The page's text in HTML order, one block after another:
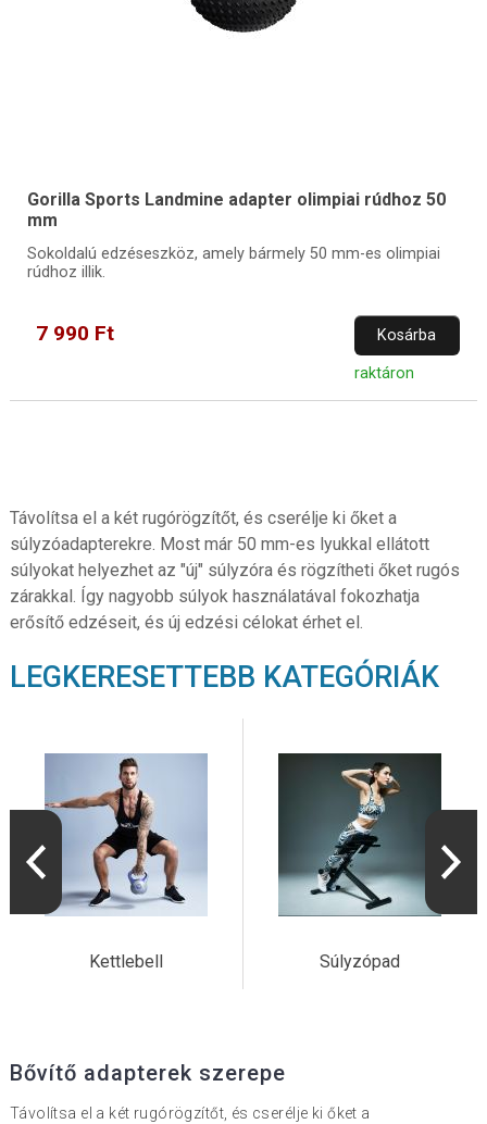
Gorilla Sports Landmine adapter olimpiai rúdhoz 50
mm
Sokoldalú edzéseszköz, amely bármely 50 mm-es olimpiai
rúdhoz illik.
7 990 Ft Kosárba
raktáron
Távolítsa el a két rugórögzítőt, és cserélje ki őket a
súlyzóadapterekre. Most már 50 mm-es lyukkal ellátott
súlyokat helyezhet az "új" súlyzóra és rögzítheti őket rugós
zárakkal. Így nagyobb súlyok használatával fokozhatja
erősítő edzéseit, és új edzési célokat érhet el.
LEGKERESETTEBB KATEGÓRIÁK
Kettlebell Súlyzópad
Bővítő adapterek szerepe
Távolítsa el a két rugórögzítőt, és cserélje ki őket a